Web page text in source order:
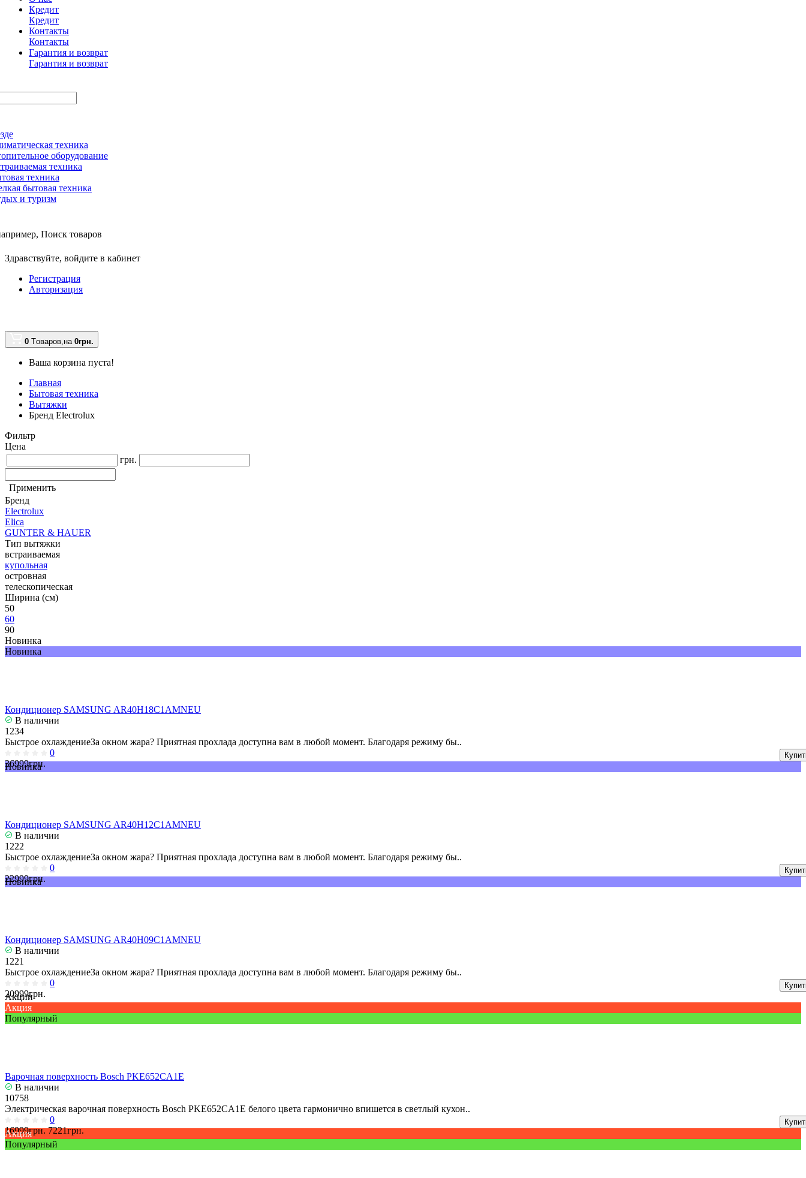
Кредит
Кредит
Контакты
Контакты
Гарантия и возврат
Гарантия и возврат
техника
оборудование
техника
техника
бытовая техника
и туризм
Поиск товаров
Здравствуйте, войдите в кабинет
Регистрация
Авторизация
0 Tоваров,на 0грн.
Ваша корзина пуста!
Главная
Бытовая техника
Вытяжки
Бренд Electrolux
Фильтр
Цена
грн.
Применить
Бренд
Electrolux
Elica
GUNTER & HAUER
Тип вытяжки
встраиваемая
купольная
островная
телескопическая
Ширина (см)
50
60
90
Новинка
Новинка
Кондиционер SAMSUNG AR40H18C1AMNEU
В наличии
1234
Быстрое охлаждениеЗа окном жара? Приятная прохлада доступна вам в любой момент. Благодаря режиму бы..
0
36999грн.
Новинка
Кондиционер SAMSUNG AR40H12C1AMNEU
В наличии
1222
Быстрое охлаждениеЗа окном жара? Приятная прохлада доступна вам в любой момент. Благодаря режиму бы..
0
22999грн.
Новинка
Кондиционер SAMSUNG AR40H09C1AMNEU
В наличии
1221
Быстрое охлаждениеЗа окном жара? Приятная прохлада доступна вам в любой момент. Благодаря режиму бы..
0
20999грн.
Акции
Акция
Популярный
Варочная поверхность Bosch PKE652CA1E
В наличии
10758
Электрическая варочная поверхность Bosch PKE652CA1E белого цвета гармонично впишется в светлый кухон..
0
16999грн. 7221грн.
Акция
Популярный